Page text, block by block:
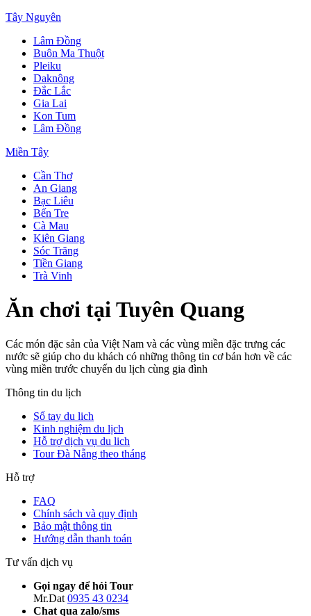
Tây Nguyên
Lâm Đồng
Buôn Ma Thuột
Pleiku
Daknông
Đắc Lắc
Gia Lai
Kon Tum
Lâm Đồng
Miền Tây
Cần Thơ
An Giang
Bạc Liêu
Bến Tre
Cà Mau
Kiên Giang
Sóc Trăng
Tiền Giang
Trà Vinh
Ăn chơi tại Tuyên Quang
Các món đặc sản của Việt Nam và các vùng miền đặc trưng các
nước sẽ giúp cho du khách có những thông tin cơ bản hơn về các
vùng miền trước chuyến du lịch cùng gia đình
Thông tin du lịch
Sổ tay du lich
Kinh nghiệm du lịch
Hỗ trợ dịch vụ du lich
Tour Đà Nẵng theo tháng
Hỗ trợ
FAQ
Chính sách và quy định
Bảo mật thông tin
Hướng dẫn thanh toán
Tư vấn dịch vụ
Gọi ngay để hỏi Tour
Mr.Dat 0935 43 0234
Chat qua zalo/sms